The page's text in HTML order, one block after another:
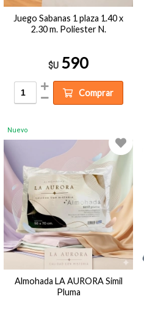
Juego Sabanas 1 plaza 1.40 x
2.30 m. Poliester N.
$U 590
Comprar
Nuevo
Almohada LA AURORA Simil
Pluma